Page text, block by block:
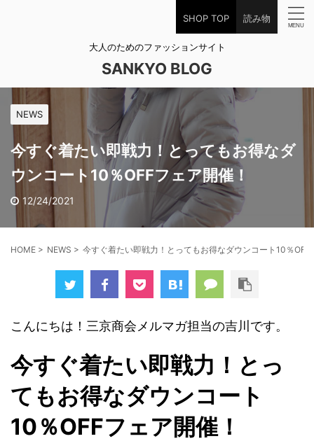
SHOP TOP 読み物
大人のためのファッションサイト
SANKYO BLOG
NEWS
今すぐ着たい即戦力！とってもお得なダ
ウンコート10％OFFフェア開催！
12/24/2021
HOME > NEWS > 今すぐ着たい即戦力！とってもお得なダウンコート10％OFF
こんにちは！三京商会メルマガ担当の吉川です。
今すぐ着たい即戦力！とっ
てもお得なダウンコート
10％OFFフェア開催！